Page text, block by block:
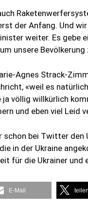
der Anfang. Und
weiter. Es gebe
unsere
Agnes Strack-
«weil es
völlig willkürlich
und eben viel Leid
schon bei Twitter
in der Ukraine
für die Ukrainer
E-Mail teilen